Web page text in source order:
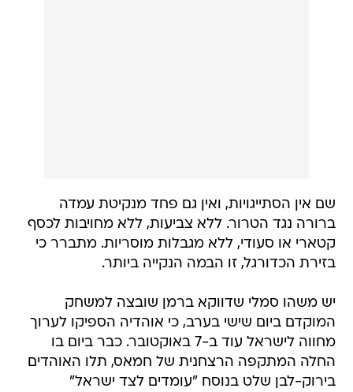
שם אין הסתייגויות, ואין גם פחד מנקיטת עמדה
ברורה נגד הטרור. ללא צביעות, ללא מחויבות לכסף
קטארי או סעודי, ללא מגבלות מוסריות. מתברר כי
בזירת הכדורגל, זו הבמה הנקייה ביותר.
יש משהו סמלי שדווקא ברמן שובצה למשחק
המוקדם ביום שישי בערב, כי אוהדיה הספיקו לערוך
מחווה לישראל עוד ב-7 באוקטובר. כבר ביום בו
החלה המתקפה הרצחנית של חמאס, תלו האוהדים
בירוק-לבן שלט בנוסח "עומדים לצד ישראל"